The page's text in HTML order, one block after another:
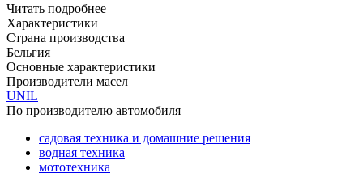
Читать подробнее
Характеристики
Страна производства
Бельгия
Основные характеристики
Производители масел
UNIL
По производителю автомобиля
садовая техника и домашние решения
водная техника
мототехника